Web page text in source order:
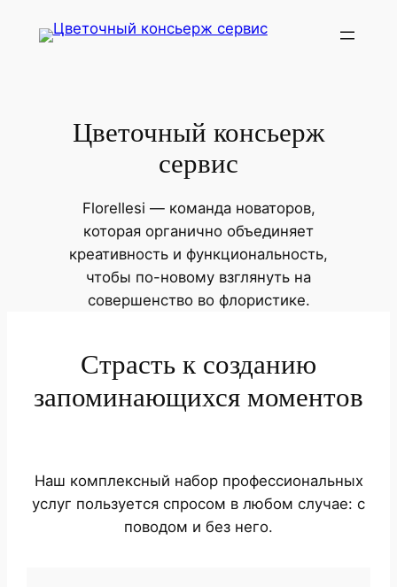
Перейти
Цветочный консьерж
сервис
Florellesi — команда новаторов,
которая органично объединяет
креативность и функциональность,
чтобы по-новому взглянуть на
совершенство во флористике.
Страсть к созданию
запоминающихся моментов
Наш комплексный набор профессиональных
услуг пользуется спросом в любом случае: с
поводом и без него.